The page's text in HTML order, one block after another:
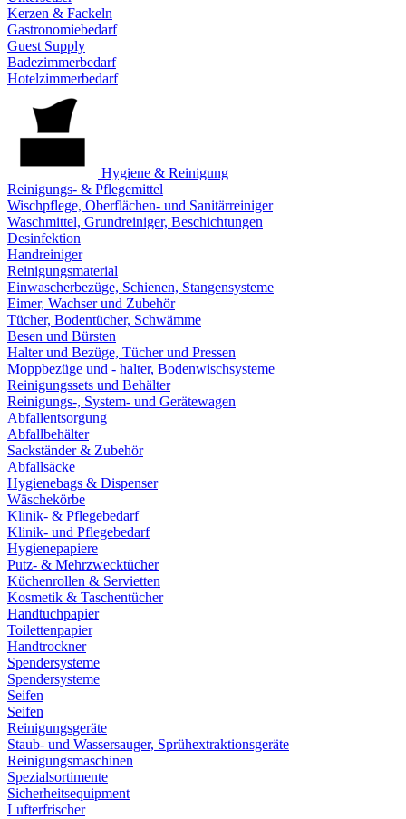
Kerzen & Fackeln
Gastronomiebedarf
Guest Supply
Badezimmerbedarf
Hotelzimmerbedarf
Hygiene & Reinigung
Reinigungs- & Pflegemittel
Wischpflege, Oberflächen- und Sanitärreiniger
Waschmittel, Grundreiniger, Beschichtungen
Desinfektion
Handreiniger
Reinigungsmaterial
Einwascherbezüge, Schienen, Stangensysteme
Eimer, Wachser und Zubehör
Tücher, Bodentücher, Schwämme
Besen und Bürsten
Halter und Bezüge, Tücher und Pressen
Moppbezüge und - halter, Bodenwischsysteme
Reinigungssets und Behälter
Reinigungs-, System- und Gerätewagen
Abfallentsorgung
Abfallbehälter
Sackständer & Zubehör
Abfallsäcke
Hygienebags & Dispenser
Wäschekörbe
Klinik- & Pflegebedarf
Klinik- und Pflegebedarf
Hygienepapiere
Putz- & Mehrzwecktücher
Küchenrollen & Servietten
Kosmetik & Taschentücher
Handtuchpapier
Toilettenpapier
Handtrockner
Spendersysteme
Spendersysteme
Seifen
Seifen
Reinigungsgeräte
Staub- und Wassersauger, Sprühextraktionsgeräte
Reinigungsmaschinen
Spezialsortimente
Sicherheitsequipment
Lufterfrischer